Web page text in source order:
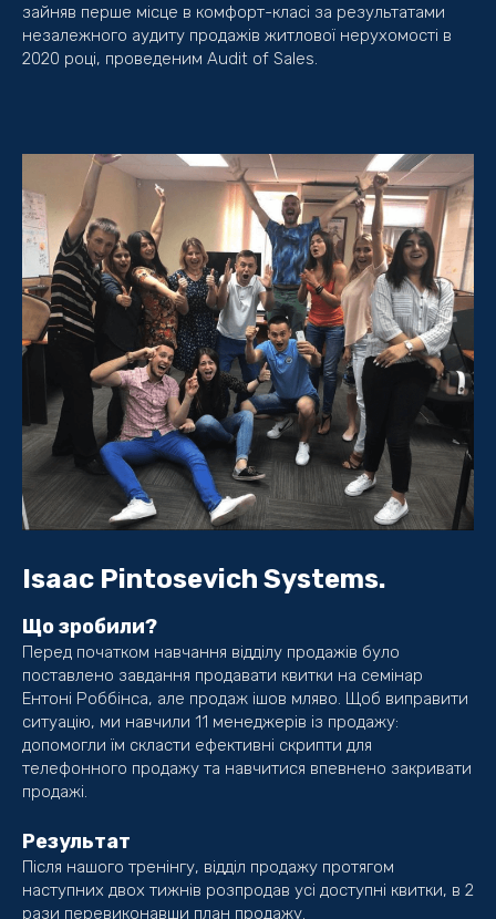
зайняв перше місце в комфорт-класі за результатами
незалежного аудиту продажів житлової нерухомості в
2020 році, проведеним Audit of Sales.
Isaac Pintosevich Systems.
Що зробили?
Перед початком навчання відділу продажів було
поставлено завдання продавати квитки на семінар
Ентоні Роббінса, але продаж ішов мляво. Щоб виправити
ситуацію, ми навчили 11 менеджерів із продажу:
допомогли їм скласти ефективні скрипти для
телефонного продажу та навчитися впевнено закривати
продажі.
Результат
Після нашого тренінгу, відділ продажу протягом
наступних двох тижнів розпродав усі доступні квитки, в 2
рази перевиконавши план продажу.